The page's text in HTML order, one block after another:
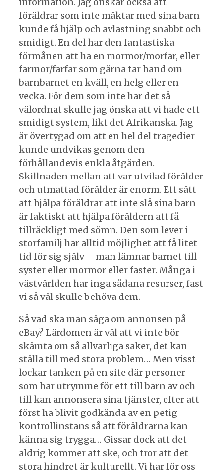
föräldrar som inte mäktar med sina barn
kunde få hjälp och avlastning snabbt och
smidigt. En del har den fantastiska
förmånen att ha en mormor/morfar, eller
farmor/farfar som gärna tar hand om
barnbarnet en kväll, en helg eller en
vecka. För dem som inte har det så
välordnat skulle jag önska att vi hade ett
smidigt system, likt det Afrikanska. Jag
är övertygad om att en hel del tragedier
kunde undvikas genom den
förhållandevis enkla åtgärden.
Skillnaden mellan att var utvilad förälder
och utmattad förälder är enorm. Ett sätt
att hjälpa föräldrar att inte slå sina barn
är faktiskt att hjälpa föräldern att få
tillräckligt med sömn. Den som lever i
storfamilj har alltid möjlighet att få litet
tid för sig själv – man lämnar barnet till
syster eller mormor eller faster. Många i
västvärlden har inga sådana resurser, fast
vi så väl skulle behöva dem.
Så vad ska man säga om annonsen på
eBay? Lärdomen är väl att vi inte bör
skämta om så allvarliga saker, det kan
ställa till med stora problem… Men visst
lockar tanken på en site där personer
som har utrymme för ett till barn av och
till kan annonsera sina tjänster, efter att
först ha blivit godkända av en petig
kontrollinstans så att föräldrarna kan
känna sig trygga… Gissar dock att det
aldrig kommer att ske, och tror att det
stora hindret är kulturellt. Vi har för oss